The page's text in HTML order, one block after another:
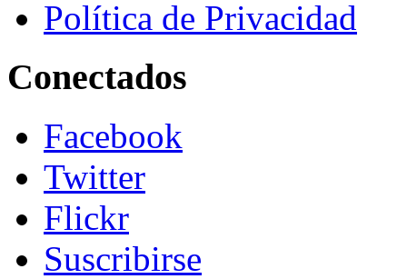
Política de Privacidad
Conectados
Facebook
Twitter
Flickr
Suscribirse